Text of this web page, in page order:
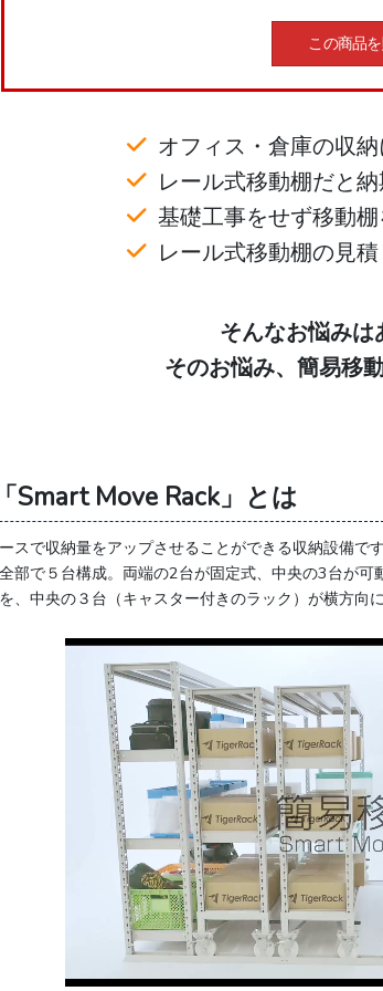
この商品
オフィス・倉庫の収
レール式移動棚だと
基礎工事をせず移動
レール式移動棚の見
そんなお悩みは
そのお悩み、簡易移
Smart Move Rack」とは
スで収納量をアップさせることができる収納設備です
部で５台構成。両端の2台が固定式、中央の3台が可
、中央の３台（キャスター付きのラック）が横方向